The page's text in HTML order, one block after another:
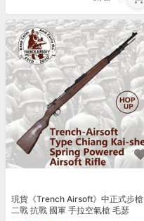
現貨《Trench Airsoft》中正式步槍
二戰 抗戰 國軍 手拉空氣槍 毛瑟